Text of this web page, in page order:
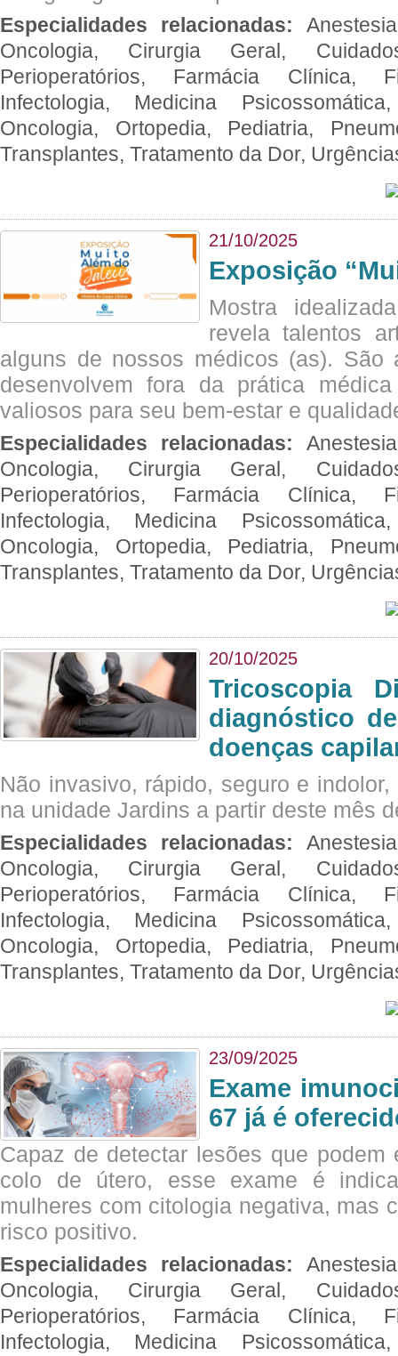
Especialidades relacionadas:
Oncologia, Cirurgia Geral,
Perioperatórios, Farmácia Clínica,
Infectologia, Medicina
Oncologia, Ortopedia, Pediatria,
Transplantes, Tratamento da Dor,
21/10/2025
Exposição
Mostra
revela talentos
alguns de nossos médicos (as). São
desenvolvem fora da prática
valiosos para seu bem-estar e
Especialidades relacionadas:
Oncologia, Cirurgia Geral,
Perioperatórios, Farmácia Clínica,
Infectologia, Medicina
Oncologia, Ortopedia, Pediatria,
Transplantes, Tratamento da Dor,
20/10/2025
Tricoscopia
diagnóstico
doenças
Não invasivo, rápido, seguro e
na unidade Jardins a partir deste mês
Especialidades relacionadas:
Oncologia, Cirurgia Geral,
Perioperatórios, Farmácia Clínica,
Infectologia, Medicina
Oncologia, Ortopedia, Pediatria,
Transplantes, Tratamento da Dor,
23/09/2025
Exame
67 já é
Capaz de detectar lesões que
colo de útero, esse exame é
mulheres com citologia negativa, mas
risco positivo.
Especialidades relacionadas:
Oncologia, Cirurgia Geral,
Perioperatórios, Farmácia Clínica,
Infectologia, Medicina